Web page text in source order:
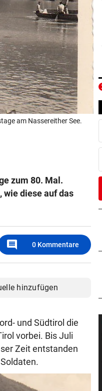
am Nassereither See.
zum 80. Mal.
wie diese auf das
comment 0 Kommentare
hinzufügen
und Südtirol die
vorbei. Bis Juli
Zeit entstanden